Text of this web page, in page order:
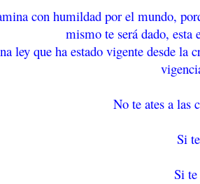
con humildad por el mundo,
mismo te será dado, esta
ley que ha estado vigente desde la
No te ates a las
Si
Si